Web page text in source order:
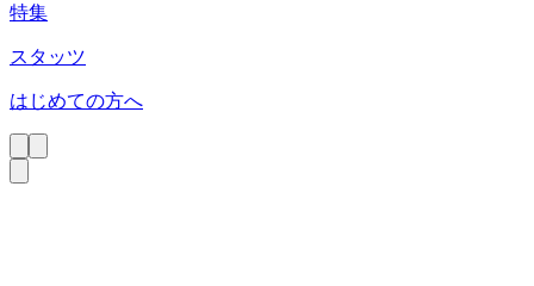
特集
スタッツ
はじめての方へ